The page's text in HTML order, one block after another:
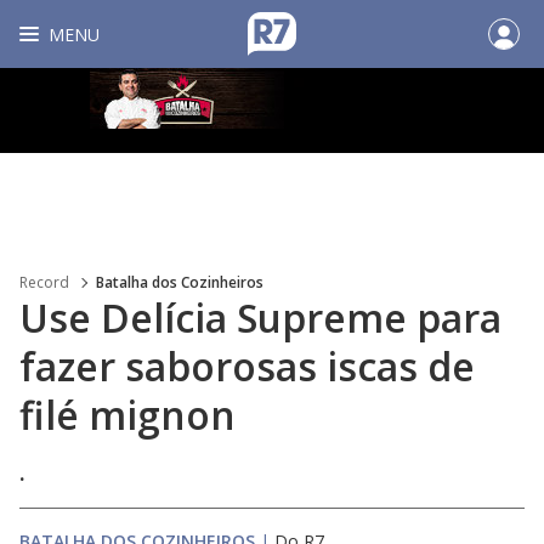
MENU
Record Batalha dos Cozinheiros
Use Delícia Supreme para
fazer saborosas iscas de
filé mignon
.